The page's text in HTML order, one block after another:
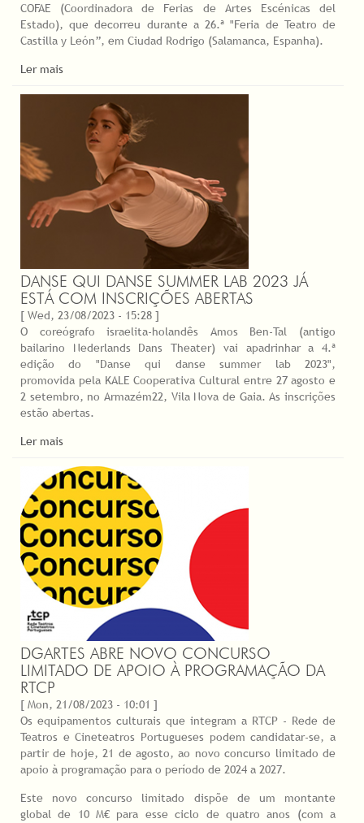
COFAE (Coordinadora de Ferias de Artes Escénicas del
Estado), que decorreu durante a 26.ª "Feria de Teatro de
Castilla y León”, em Ciudad Rodrigo (Salamanca, Espanha).
Ler mais
DANSE QUI DANSE SUMMER LAB 2023 JÁ
ESTÁ COM INSCRIÇÕES ABERTAS
[ Wed, 23/08/2023 - 15:28 ]
O coreógrafo israelita-holandês Amos Ben-Tal (antigo
bailarino Nederlands Dans Theater) vai apadrinhar a 4.ª
edição do "Danse qui danse summer lab 2023",
promovida pela KALE Cooperativa Cultural entre 27 agosto e
2 setembro, no Armazém22, Vila Nova de Gaia. As inscrições
estão abertas.
Ler mais
DGARTES ABRE NOVO CONCURSO
LIMITADO DE APOIO À PROGRAMAÇÃO DA
RTCP
[ Mon, 21/08/2023 - 10:01 ]
Os equipamentos culturais que integram a RTCP - Rede de
Teatros e Cineteatros Portugueses podem candidatar-se, a
partir de hoje, 21 de agosto, ao novo concurso limitado de
apoio à programação para o período de 2024 a 2027.
Este novo concurso limitado dispõe de um montante
global de 10 M€ para esse ciclo de quatro anos (com a